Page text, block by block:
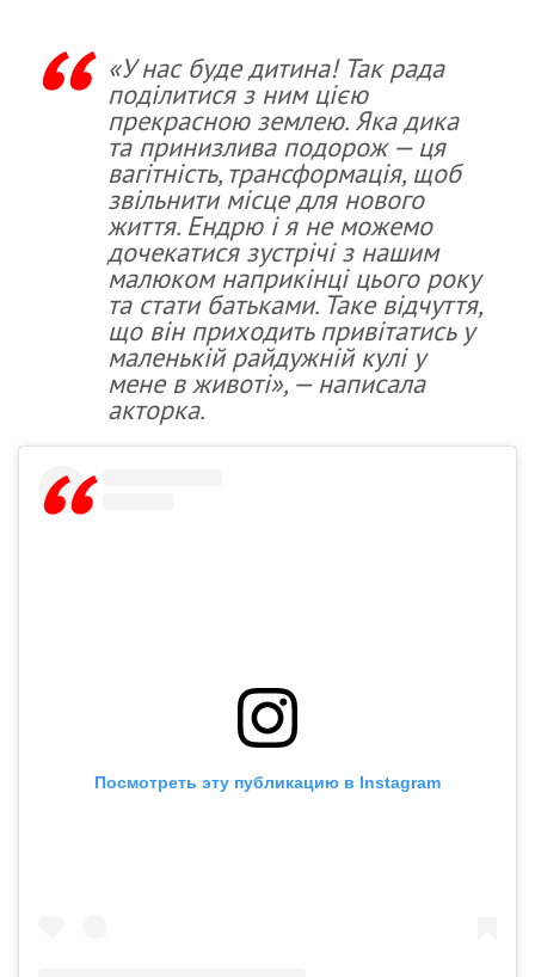
«У нас буде дитина! Так рада
поділитися з ним цією
прекрасною землею. Яка дика
та принизлива подорож — ця
вагітність, трансформація, щоб
звільнити місце для нового
життя. Ендрю і я не можемо
дочекатися зустрічі з нашим
малюком наприкінці цього року
та стати батьками. Таке відчуття,
що він приходить привітатись у
маленькій райдужній кулі у
мене в животі», — написала
акторка.
Посмотреть эту публикацию в Instagram